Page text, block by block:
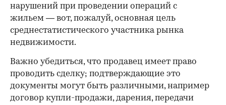
нарушений при проведении операций с
жильем — вот, пожалуй, основная цель
среднестатистического участника рынка
недвижимости.
Важно убедиться, что продавец имеет право
проводить сделку; подтверждающие это
документы могут быть различными, например
договор купли-продажи, дарения, передачи